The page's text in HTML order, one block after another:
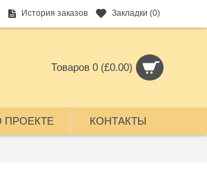
История заказов Закладки (0)
Товаров 0 (£0.00)
ПРОЕКТЕ КОНТАКТЫ